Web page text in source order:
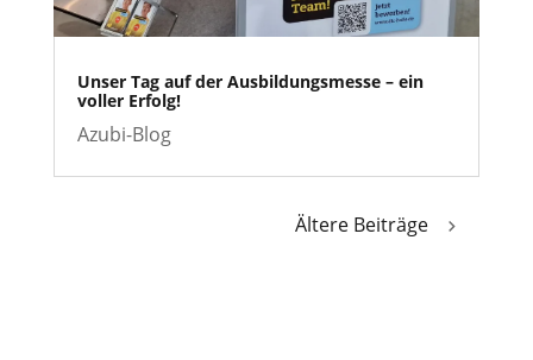
Unser Tag auf der Ausbildungsmesse – ein
voller Erfolg!
Azubi-Blog